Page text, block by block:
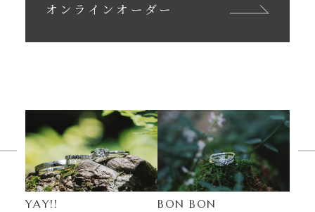
オンラインオーダー
YAY!! BON BON